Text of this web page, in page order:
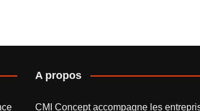
A propos
CMI Concept accompagne les